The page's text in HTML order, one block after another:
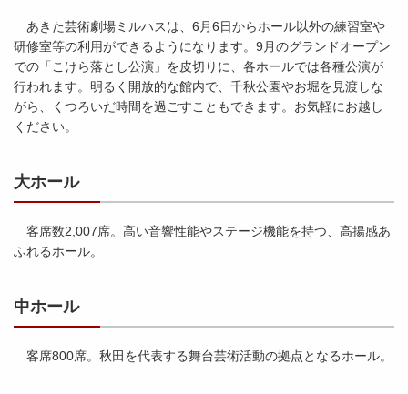
あきた芸術劇場ミルハスは、6月6日からホール以外の練習室や
研修室等の利用ができるようになります。9月のグランドオープン
での「こけら落とし公演」を皮切りに、各ホールでは各種公演が
行われます。明るく開放的な館内で、千秋公園やお堀を見渡しな
がら、くつろいだ時間を過ごすこともできます。お気軽にお越し
ください。
大ホール
客席数2,007席。高い音響性能やステージ機能を持つ、高揚感あ
ふれるホール。
中ホール
客席800席。秋田を代表する舞台芸術活動の拠点となるホール。